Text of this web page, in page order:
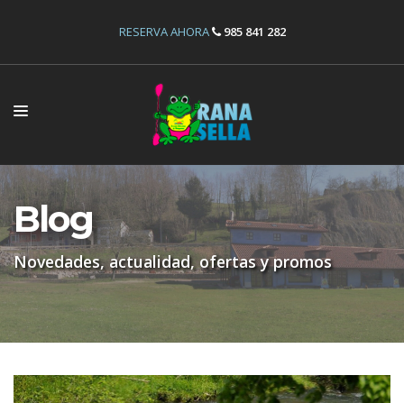
RESERVA AHORA 985 841 282
INICIO
ACTIVIDADES
INSTALACIONES
OFERTAS
RESERVAS
NOSOTROS
CONTÁCTANOS
Blog
Novedades, actualidad, ofertas y promos